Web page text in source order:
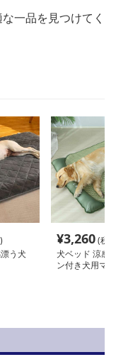
一品を見つけてく
う犬
¥3,260(税
犬ベッド 涼感
ン付き犬用マ